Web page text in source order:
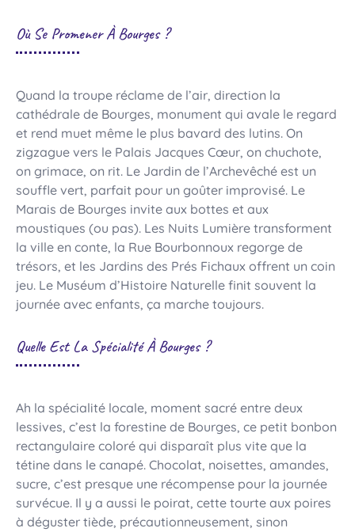
Où Se Promener À Bourges ?
Quand la troupe réclame de l’air, direction la
cathédrale de Bourges, monument qui avale le regard
et rend muet même le plus bavard des lutins. On
zigzague vers le Palais Jacques Cœur, on chuchote,
on grimace, on rit. Le Jardin de l’Archevêché est un
souffle vert, parfait pour un goûter improvisé. Le
Marais de Bourges invite aux bottes et aux
moustiques (ou pas). Les Nuits Lumière transforment
la ville en conte, la Rue Bourbonnoux regorge de
trésors, et les Jardins des Prés Fichaux offrent un coin
jeu. Le Muséum d’Histoire Naturelle finit souvent la
journée avec enfants, ça marche toujours.
Quelle Est La Spécialité À Bourges ?
Ah la spécialité locale, moment sacré entre deux
lessives, c’est la forestine de Bourges, ce petit bonbon
rectangulaire coloré qui disparaît plus vite que la
tétine dans le canapé. Chocolat, noisettes, amandes,
sucre, c’est presque une récompense pour la journée
survécue. Il y a aussi le poirat, cette tourte aux poires
à déguster tiède, précautionneusement, sinon